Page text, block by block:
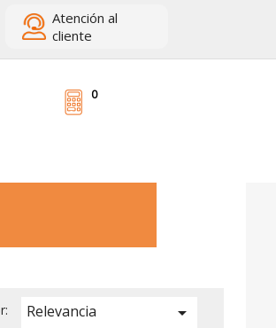
Atenciónal
cliente
0
Relevancia 